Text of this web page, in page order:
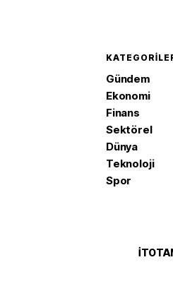
Gündem
Ekonomi
Finans
Sektörel
Dünya
Teknoloji
Spor